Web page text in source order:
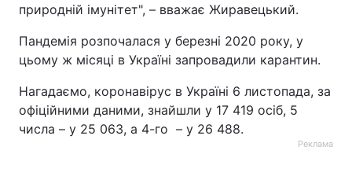
природній імунітет", – вважає Жиравецький.
Пандемія розпочалася у березні 2020 року, у
цьому ж місяці в Україні запровадили карантин.
Нагадаємо, коронавірус в Україні 6 листопада, за
офіційними даними, знайшли у 17 419 осіб, 5
числа – у 25 063, а 4-го – у 26 488.
Реклама